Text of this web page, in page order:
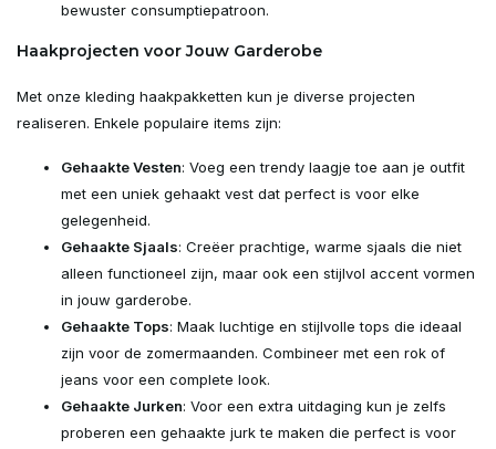
bewuster consumptiepatroon.
Haakprojecten voor Jouw Garderobe
Met onze kleding haakpakketten kun je diverse projecten
realiseren. Enkele populaire items zijn:
Gehaakte Vesten: Voeg een trendy laagje toe aan je outfit
met een uniek gehaakt vest dat perfect is voor elke
gelegenheid.
Gehaakte Sjaals: Creëer prachtige, warme sjaals die niet
alleen functioneel zijn, maar ook een stijlvol accent vormen
in jouw garderobe.
Gehaakte Tops: Maak luchtige en stijlvolle tops die ideaal
zijn voor de zomermaanden. Combineer met een rok of
jeans voor een complete look.
Gehaakte Jurken: Voor een extra uitdaging kun je zelfs
proberen een gehaakte jurk te maken die perfect is voor